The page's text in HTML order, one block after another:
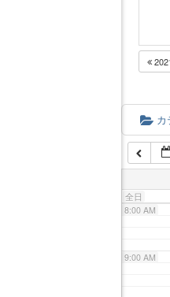
カ
全日
5:00 AM
6:00 AM
7:00 AM
8:00 AM
9:00 AM